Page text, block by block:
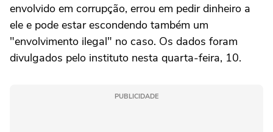
envolvido em corrupção, errou em pedir dinheiro a
ele e pode estar escondendo também um
"envolvimento ilegal" no caso. Os dados foram
divulgados pelo instituto nesta quarta-feira, 10.
PUBLICIDADE